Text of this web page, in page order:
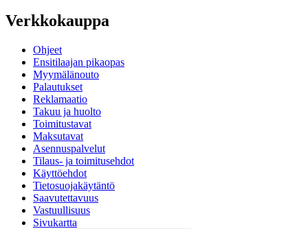
Verkkokauppa
Ohjeet
Ensitilaajan pikaopas
Myymälänouto
Palautukset
Reklamaatio
Takuu ja huolto
Toimitustavat
Maksutavat
Asennuspalvelut
Tilaus- ja toimitusehdot
Käyttöehdot
Tietosuojakäytäntö
Saavutettavuus
Vastuullisuus
Sivukartta